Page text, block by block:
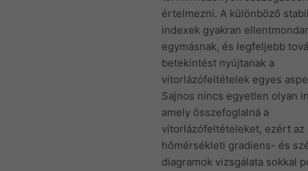
értelmezni. A különböző
indexek gyakran
egymásnak, és legfeljebb
betekintést nyújtanak a
vitorlázófeltételek egyes
Sajnos nincs egyetlen olyan
amely összefoglalná a
vitorlázófeltételeket, ezért az
hőmérsékleti gradiens- és
diagramok vizsgálata sokkal